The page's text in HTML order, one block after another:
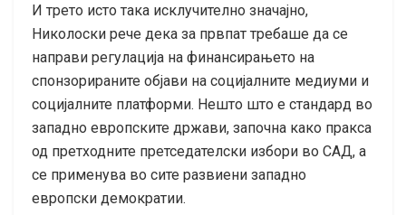
И трето исто така исклучително значајно,
Николоски рече дека за првпат требаше да се
направи регулација на финансирањето на
спонзорираните објави на социјалните медиуми и
социјалните платформи. Нешто што е стандард во
западно европските држави, започна како пракса
од претходните претседателски избори во САД, а
се применува во сите развиени западно
европски демократии.